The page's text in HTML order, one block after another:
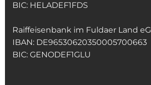
BIC: HELADEF1FDS
Raiffeisenbank im Fuldaer Land eG
IBAN: DE96530620350005700663
BIC: GENODEF1GLU